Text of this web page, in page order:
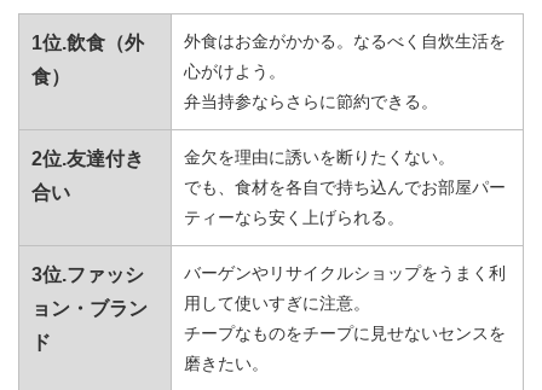
1位.飲食（外
食）
外食はお金がかかる。なるべく自炊生活を
心がけよう。
弁当持参ならさらに節約できる。
2位.友達付き
合い
金欠を理由に誘いを断りたくない。
でも、食材を各自で持ち込んでお部屋パー
ティーなら安く上げられる。
3位.ファッシ
ョン・ブラン
ド
バーゲンやリサイクルショップをうまく利
用して使いすぎに注意。
チープなものをチープに見せないセンスを
磨きたい。